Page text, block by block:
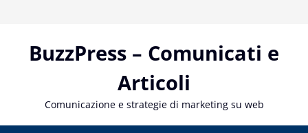
contentBuzzPress – Comunicati e
Articoli
Comunicazione e strategie di marketing su web